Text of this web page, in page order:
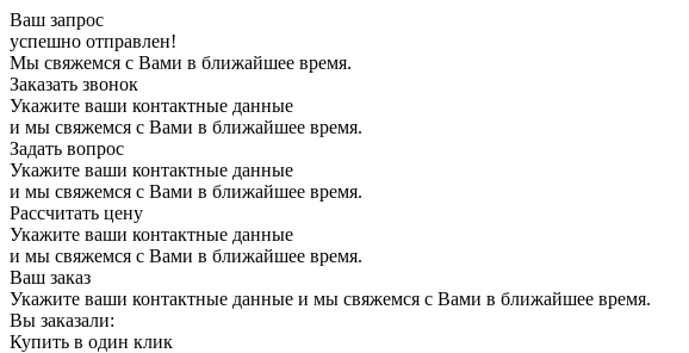
Ваш запрос
успешно отправлен!
Мы свяжемся с Вами в ближайшее время.
Заказать звонок
Укажите ваши контактные данные
и мы свяжемся с Вами в ближайшее время.
Задать вопрос
Укажите ваши контактные данные
и мы свяжемся с Вами в ближайшее время.
Рассчитать цену
Укажите ваши контактные данные
и мы свяжемся с Вами в ближайшее время.
Ваш заказ
Укажите ваши контактные данные и мы свяжемся с Вами в ближайшее время.
Вы заказали:
Купить в один клик